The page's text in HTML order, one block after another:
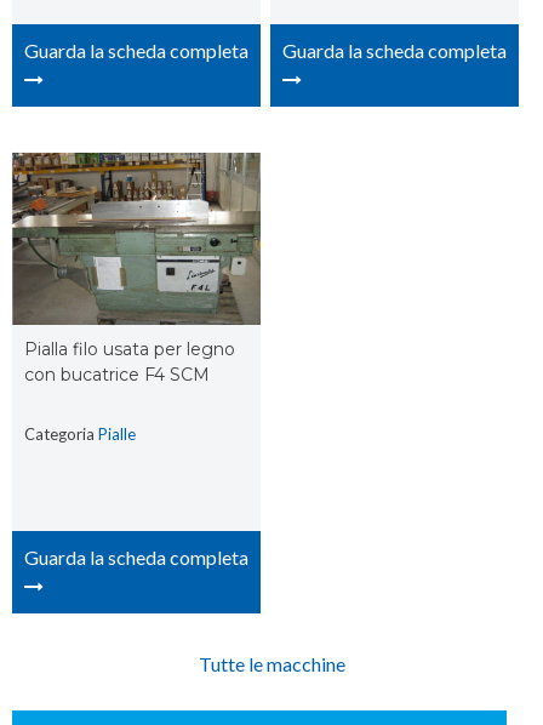
Guarda la scheda completa Guarda la scheda completa
Pialla filo usata per legno
con bucatrice F4 SCM
Categoria Pialle
Guarda la scheda completa
Tutte le macchine